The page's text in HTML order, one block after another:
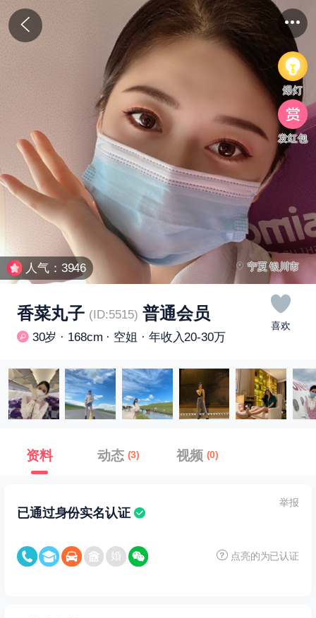
人气：3946 宁夏 银川市
香菜丸子 (ID:5515) 普通会员
30岁 · 168cm · 空姐 · 年收入20-30万
喜欢
资料 动态 (3) 视频 (0)
已通过身份实名认证
举报
点亮的为已认证
爆灯
发红包